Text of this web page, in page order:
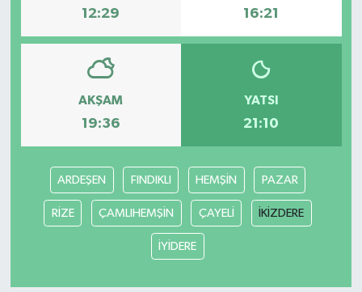
12:29 16:21
AKŞAM
19:36
YATSI
21:10
ARDEŞEN FINDIKLI HEMŞİN PAZAR
RİZE ÇAMLIHEMŞİN ÇAYELİ İKİZDERE
İYİDERE